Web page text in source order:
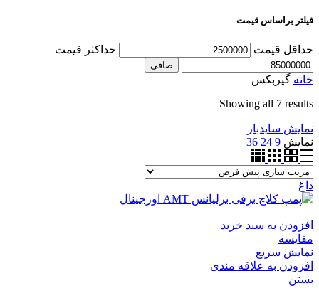
فیلتر براساس قیمت
حداقل قیمت حداكثر قيمت
صافی
خانه گیربکس
Showing all 7 results
نمایش سایدبار
نمایش 9
24
36
داغ
افزودن به سبد خرید
مقایسه
نمایش سریع
افزودن به علاقه مندی
بستن